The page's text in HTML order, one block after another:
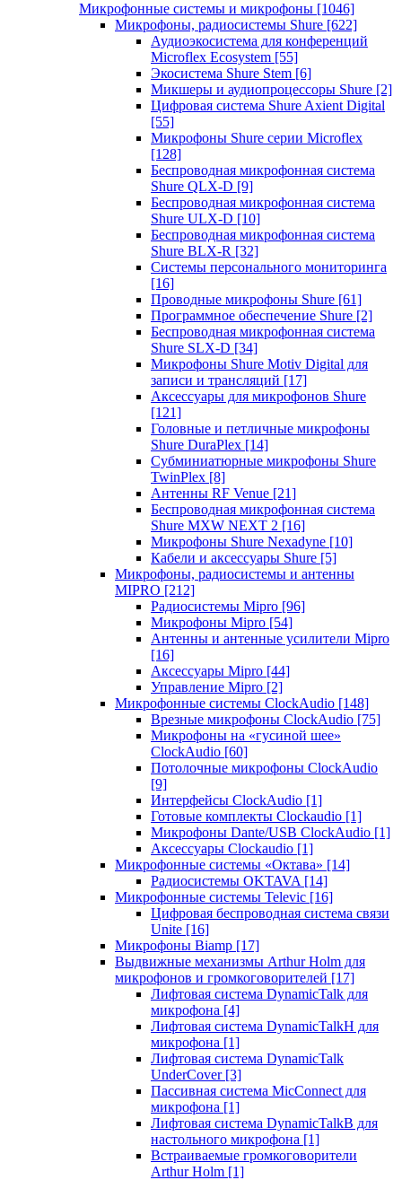
Микрофонные системы и микрофоны [1046]
Микрофоны, радиосистемы Shure [622]
Аудиоэкосистема для конференций
Microflex Ecosystem [55]
Экосистема Shure Stem [6]
Микшеры и аудиопроцессоры Shure [2]
Цифровая система Shure Axient Digital
[55]
Микрофоны Shure серии Microflex
[128]
Беспроводная микрофонная система
Shure QLX-D [9]
Беспроводная микрофонная система
Shure ULX-D [10]
Беспроводная микрофонная система
Shure BLX-R [32]
Системы персонального мониторинга
[16]
Проводные микрофоны Shure [61]
Программное обеспечение Shure [2]
Беспроводная микрофонная система
Shure SLX-D [34]
Микрофоны Shure Motiv Digital для
записи и трансляций [17]
Аксессуары для микрофонов Shure
[121]
Головные и петличные микрофоны
Shure DuraPlex [14]
Субминиатюрные микрофоны Shure
TwinPlex [8]
Антенны RF Venue [21]
Беспроводная микрофонная система
Shure MXW NEXT 2 [16]
Микрофоны Shure Nexadyne [10]
Кабели и аксессуары Shure [5]
Микрофоны, радиосистемы и антенны
MIPRO [212]
Радиосистемы Mipro [96]
Микрофоны Mipro [54]
Антенны и антенные усилители Mipro
[16]
Аксессуары Mipro [44]
Управление Mipro [2]
Микрофонные системы ClockAudio [148]
Врезные микрофоны ClockAudio [75]
Микрофоны на «гусиной шее»
ClockAudio [60]
Потолочные микрофоны ClockAudio
[9]
Интерфейсы ClockAudio [1]
Готовые комплекты Clockaudio [1]
Микрофоны Dante/USB ClockAudio [1]
Аксессуары Clockaudio [1]
Микрофонные системы «Октава» [14]
Радиосистемы OKTAVA [14]
Микрофонные системы Televic [16]
Цифровая беспроводная система связи
Unite [16]
Микрофоны Biamp [17]
Выдвижные механизмы Arthur Holm для
микрофонов и громкоговорителей [17]
Лифтовая система DynamicTalk для
микрофона [4]
Лифтовая система DynamicTalkH для
микрофона [1]
Лифтовая система DynamicTalk
UnderCover [3]
Пассивная система MicConnect для
микрофона [1]
Лифтовая система DynamicTalkB для
настольного микрофона [1]
Встраиваемые громкоговорители
Arthur Holm [1]